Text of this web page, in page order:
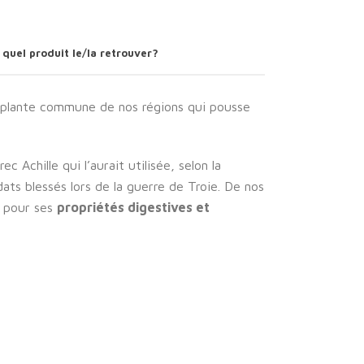
quel produit le/la retrouver?
commune de nos régions qui pousse
Achille qui l’aurait utilisée, selon la
blessés lors de la guerre de Troie. De nos
ses propriétés digestives et